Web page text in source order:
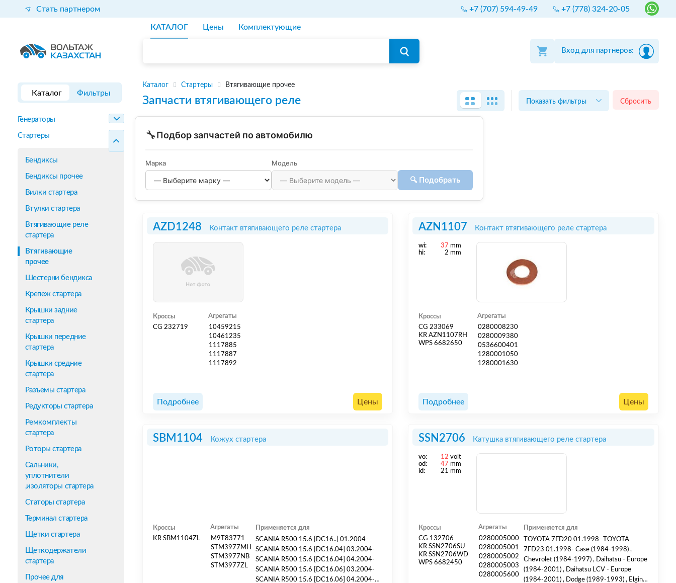
Стать партнером +7 (707) 594-49-49 +7 (778) 324-20-05
КАТАЛОГ Цены Комплектующие
Вход для партнеров:
Каталог Фильтры
Генераторы
Стартеры
Бендиксы
Бендиксы прочее
Вилки стартера
Втулки стартера
Втягивающие реле
стартера
Втягивающие
прочее
Шестерни бендикса
Крепеж стартера
Крышки задние
стартера
Крышки передние
стартера
Крышки средние
стартера
Разъемы стартера
Редукторы стартера
Ремкомплекты
стартера
Роторы стартера
Сальники,
уплотнители
,изоляторы стартера
Статоры стартера
Терминал стартера
Щетки стартера
Щеткодержатели
стартера
Прочее для
Каталог Стартеры Втягивающие прочее
Запчасти втягивающего реле Показать фильтры Сбросить
🔧Подбор запчастей по автомобилю
Марка Модель
🔍 Подобрать
AZD1248 Контакт втягивающего реле стартера
Кроссы
CG 232719
Агрегаты
10459215
10461235
1117885
1117887
1117892
Подробнее Цены
AZN1107 Контакт втягивающего реле стартера
wi: 37 mm
hi:
2 mm
Кроссы
CG 233069
KR AZN1107RH
WPS 6682650
Агрегаты
0280008230
0280009380
0536600401
1280001050
1280001630
Подробнее Цены
SBM1104 Кожух стартера
Кроссы
KR SBM1104ZL
Агрегаты
M9T83771
STM3977MH
STM3977NB
STM3977ZL
Применяется для
SCANIA R500 15.6 [DC16..] 01.2004-
SCANIA R500 15.6 [DC16.04] 03.2004-
SCANIA R500 15.6 [DC16.04] 04.2004-
SCANIA R500 15.6 [DC16.06] 03.2004-
SCANIA R500 15.6 [DC16.06] 04.2004-
SSN2706 Катушка втягивающего реле стартера
vo: 12 volt
od:
47 mm
id:
21 mm
Кроссы
CG 132706
KR SSN2706SU
KR SSN2706WD
WPS 6682450
Агрегаты
0280005000
0280005001
0280005002
0280005003
0280005600
Применяется для
TOYOTA 7FD20 01.1998- TOYOTA
7FD23 01.1998- Case (1984-1998) ,
Chevrolet (1984-1997) , Daihatsu - Europe
(1984-2001) , Daihatsu LCV - Europe
(1984-2001) , Dodge (1989-1993) , Elgin